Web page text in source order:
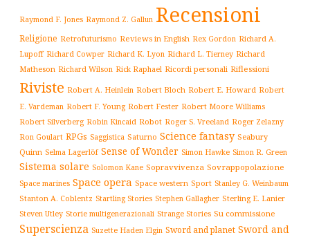
Raymond F. Jones Raymond Z. Gallun Recensioni
Religione Retrofuturismo Reviews in English Rex Gordon Richard A.
Lupoff Richard Cowper Richard K. Lyon Richard L. Tierney Richard
Matheson Richard Wilson Rick Raphael Ricordi personali Riflessioni
Riviste Robert A. Heinlein Robert Bloch Robert E. Howard Robert
E. Vardeman Robert F. Young Robert Fester Robert Moore Williams
Robert Silverberg Robin Kincaid Robot Roger S. Vreeland Roger Zelazny
Ron Goulart RPGs Saggistica Saturno Science fantasy Seabury
Quinn Selma Lagerlöf Sense of Wonder Simon Hawke Simon R. Green
Sistema solare Solomon Kane Sopravvivenza Sovrappopolazione
Space marines Space opera Space western Sport Stanley G. Weinbaum
Stanton A. Coblentz Startling Stories Stephen Gallagher Sterling E. Lanier
Steven Utley Storie multigenerazionali Strange Stories Su commissione
Superscienza Suzette Haden Elgin Sword and planet Sword and